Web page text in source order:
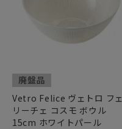
廃盤品
Vetro Felice ヴェトロ フェ
リーチェ コスモ ボウル
15cm ホワイトパール